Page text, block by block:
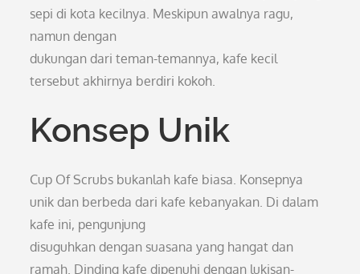
sepi di kota kecilnya. Meskipun awalnya ragu,
namun dengan
dukungan dari teman-temannya, kafe kecil
tersebut akhirnya berdiri kokoh.
Konsep Unik
Cup Of Scrubs bukanlah kafe biasa. Konsepnya
unik dan berbeda dari kafe kebanyakan. Di dalam
kafe ini, pengunjung
disuguhkan dengan suasana yang hangat dan
ramah. Dinding kafe dipenuhi dengan lukisan-